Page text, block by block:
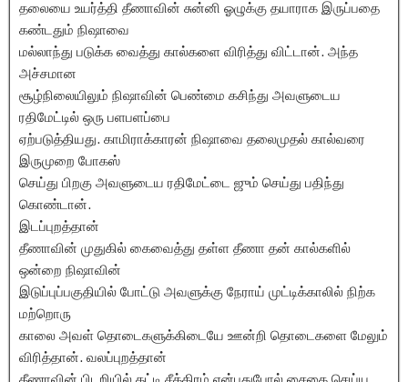
தலையை உயர்த்தி தீணாவின் சுன்னி ஓழுக்கு தயாராக இருப்பதை
கண்டதும் நிஷாவை
மல்லாந்து படுக்க வைத்து கால்களை விரித்து விட்டான். அந்த
அச்சமான
சூழ்நிலையிலும் நிஷாவின் பெண்மை கசிந்து அவளுடைய
ரதிமேட்டில் ஒரு பளபளப்பை
ஏற்படுத்தியது. காமிராக்காரன் நிஷாவை தலைமுதல் கால்வரை
இருமுறை போகஸ்
செய்து பிறகு அவளுடைய ரதிமேட்டை ஜும் செய்து பதிந்து
கொண்டான்.
இடப்புறத்தான்
தீணாவின் முதுகில் கைவைத்து தள்ள தீணா தன் கால்களில்
ஒன்றை நிஷாவின்
இடுப்புப்பகுதியில் போட்டு அவளுக்கு நேராய் முட்டிக்காலில் நிற்க
மற்றொரு
காலை அவள் தொடைகளுக்கிடையே ஊன்றி தொடைகளை மேலும்
விரித்தான். வலப்புறத்தான்
தீணாவின் பிடறியில் தட்டி சீக்கிரம் என்பதுபோல் சைகை செய்ய